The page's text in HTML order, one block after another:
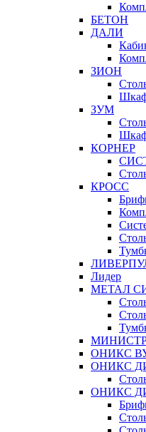
БЕТОН
ДАЛИ
ЗИОН
ЗУМ
КОРНЕР
КРОСС
Лидер
МЕТАЛ
ОНИКС
ОНИКС
ОНИКС